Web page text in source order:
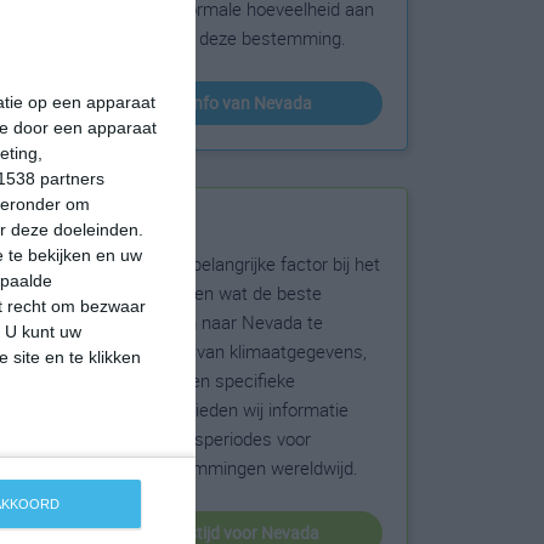
op een apparaat
door een apparaat
partners
om
doeleinden.
te bekijken en uw
recht om bezwaar
kunt uw
site en te klikken
sneeuw en de normale hoeveelheid aan
zonneschijn voor deze bestemming.
klimaatinfo van Nevada
Beste reistijd
Het weer is een belangrijke factor bij het
reizen. Wil je weten wat de beste
maanden zijn om naar Nevada te
reizen? Op basis van klimaatgegevens,
weersextremen en specifieke
weerinformatie bieden wij informatie
over de beste reisperiodes voor
duizenden bestemmingen wereldwijd.
beste reistijd voor Nevada